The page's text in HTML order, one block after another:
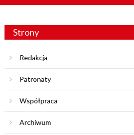
Strony
Redakcja
Patronaty
Współpraca
Archiwum